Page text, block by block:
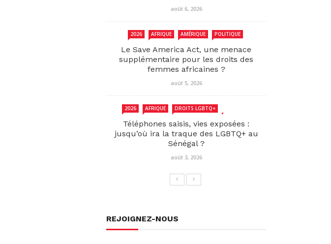
août 6, 2026
2026 AFRIQUE AMÉRIQUE POLITIQUE
Le Save America Act, une menace
supplémentaire pour les droits des
femmes africaines ?
août 5, 2026
2026 AFRIQUE DROITS LGBTQ+
Téléphones saisis, vies exposées :
jusqu’où ira la traque des LGBTQ+ au
Sénégal ?
août 3, 2026
REJOIGNEZ-NOUS